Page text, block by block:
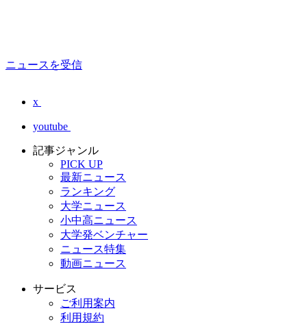
ニュースを受信
x
youtube
記事ジャンル
PICK UP
最新ニュース
ランキング
大学ニュース
小中高ニュース
大学発ベンチャー
ニュース特集
動画ニュース
サービス
ご利用案内
利用規約